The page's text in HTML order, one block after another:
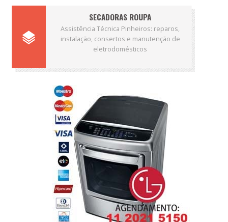
SECADORAS ROUPA
Assistência Técnica Pinheiros: reparos,
instalação, consertos e manutenção de
eletrodomésticos